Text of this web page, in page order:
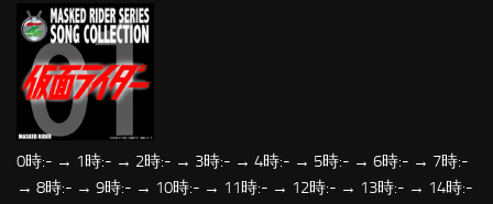
0時:- → 1時:- → 2時:- → 3時:- → 4時:- → 5時:- → 6時:- → 7時:-
→ 8時:- → 9時:- → 10時:- → 11時:- → 12時:- → 13時:- → 14時:-